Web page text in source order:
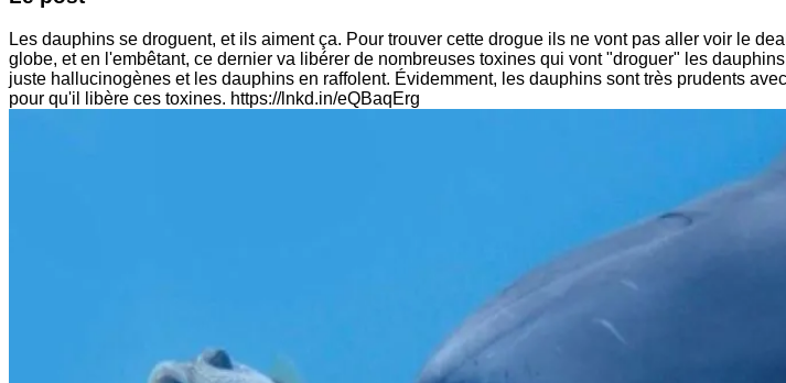
Les dauphins se droguent, et ils aiment ça. Pour trouver cette drogue ils ne vont pas aller voir le
globe, et en l'embêtant, ce dernier va libérer de nombreuses toxines qui vont "droguer" les
juste hallucinogènes et les dauphins en raffolent. Évidemment, les dauphins sont très prudents
pour qu'il libère ces toxines. https://lnkd.in/eQBaqErg